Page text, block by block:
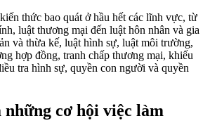
thức bao quát ở hầu hết các lĩnh vực, từ
luật thương mại đến luật hôn nhân và gia
và thừa kế, luật hình sự, luật môi trường,
hợp đồng, tranh chấp thương mại, khiếu
tra hình sự, quyền con người và quyền
những cơ hội việc làm